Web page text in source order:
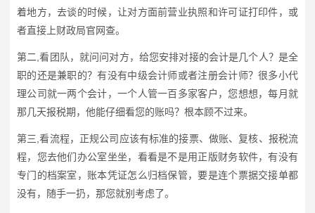
着地方，去谈的时候，让对方面前营业执照和许可证打印件，或
者直接上财政局官网查。
第二,看团队，就问问对方，给您安排对接的会计是几个人？是全
职的还是兼职的？有没有中级会计师或者注册会计师？很多小代
理公司就一两个会计，一个人管一百多家客户，您想想，每月就
那几天报税期，他能仔细看您的账吗？根本顾不过来。
第三,看流程，正规公司应该有标准的接票、做账、复核、报税流
程，您去他们办公室坐坐，看看是不是用正版财务软件，有没有
专门的档案室，账本凭证怎么归档保管，要是连个票据交接单都
没有，随手一扔，那您就别考虑了。